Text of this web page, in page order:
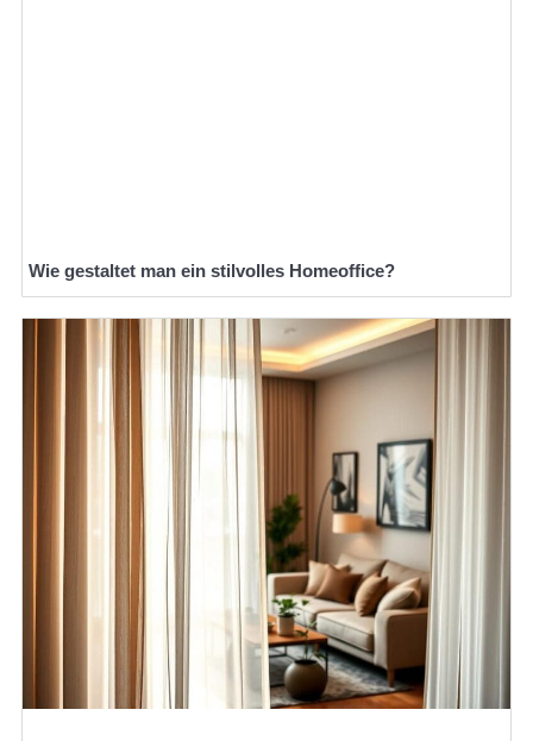
Wie gestaltet man ein stilvolles Homeoffice?